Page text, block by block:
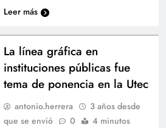
Leer más
La línea gráfica en
instituciones públicas fue
tema de ponencia en la Utec
antonio.herrera
3 años desde
que se envió
0 4 minutos